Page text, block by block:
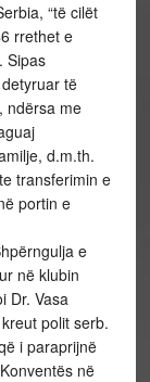
“të cilët
rrethet e
Sipas
të
ndërsa me
d.m.th.
transferimin e
portin e
e
në klubin
Dr. Vasa
polit serb.
i paraprijnë
në